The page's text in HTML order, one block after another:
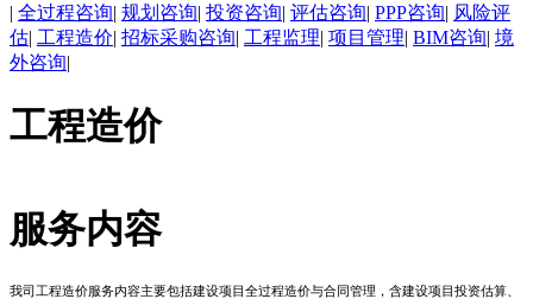
| 全过程咨询| 规划咨询| 投资咨询| 评估咨询| PPP咨询| 风险评
估| 工程造价| 招标采购咨询| 工程监理| 项目管理| BIM咨询| 境
外咨询|
工程造价
服务内容
我司工程造价服务内容主要包括建设项目全过程造价与合同管理，含建设项目投资估算、